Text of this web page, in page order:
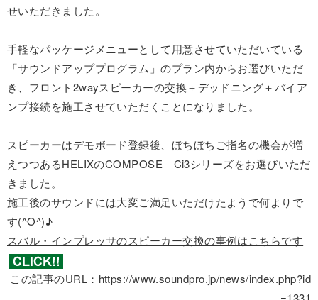
せいただきました。
手軽なパッケージメニューとして用意させていただいている
「サウンドアッププログラム」のプラン内からお選びいただ
き、フロント2wayスピーカーの交換＋デッドニング＋バイア
ンプ接続を施工させていただくことになりました。
スピーカーはデモボード登録後、ぼちぼちご指名の機会が増
えつつあるHELIXのCOMPOSE Ci3シリーズをお選びいただ
きました。
施工後のサウンドには大変ご満足いただけたようで何よりで
す(^O^)♪
スバル・インプレッサのスピーカー交換の事例はこちらです
この記事のURL： https://www.soundpro.jp/news/index.php?id